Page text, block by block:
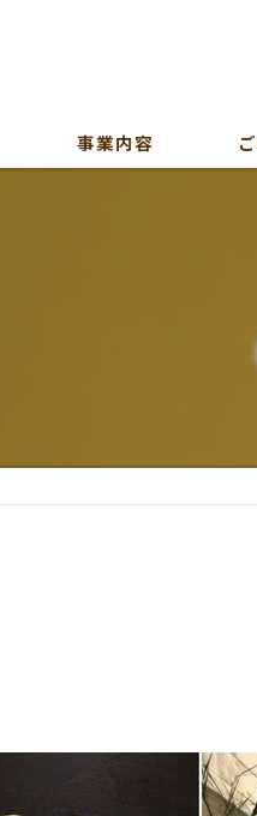
事業内容